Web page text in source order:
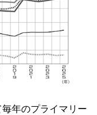
年のプライマリー